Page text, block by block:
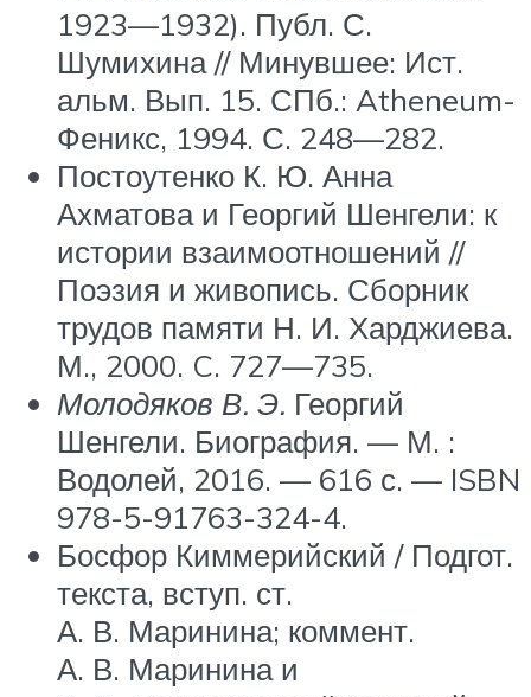
1923—1932). Публ. С.
Шумихина // Минувшее: Ист.
альм. Вып. 15. СПб.: Atheneum-
Феникс, 1994. С. 248—282.
Постоутенко К. Ю. Анна
Ахматова и Георгий Шенгели: к
истории взаимоотношений //
Поэзия и живопись. Сборник
трудов памяти Н. И. Харджиева.
М., 2000. C. 727—735.
Молодяков В. Э. Георгий
Шенгели. Биография. — М. :
Водолей, 2016. — 616 с. — ISBN
978-5-91763-324-4.
Босфор Киммерийский / Подгот.
текста, вступ. ст.
А. В. Маринина; коммент.
А. В. Маринина и